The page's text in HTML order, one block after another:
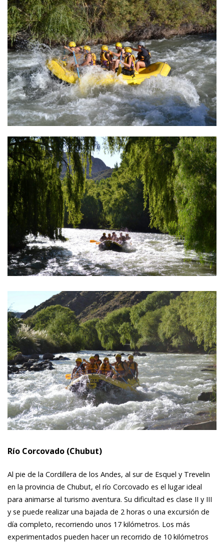
Río Corcovado (Chubut)
Al pie de la Cordillera de los Andes, al sur de Esquel y Trevelin
en la provincia de Chubut, el río Corcovado es el lugar ideal
para animarse al turismo aventura. Su dificultad es clase II y III
y se puede realizar una bajada de 2 horas o una excursión de
día completo, recorriendo unos 17 kilómetros. Los más
experimentados pueden hacer un recorrido de 10 kilómetros